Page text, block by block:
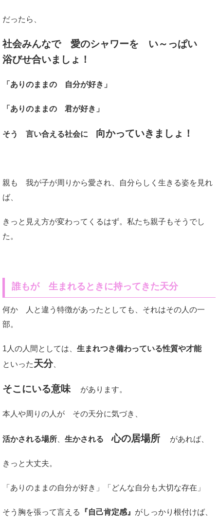
だったら、
社会みんなで 愛のシャワーを い～っぱい
浴びせ合いましょ！
「ありのままの 自分が好き」
「ありのままの 君が好き」
そう 言い合える社会に 向かっていきましょ！
親も 我が子が周りから愛され、自分らしく生きる姿を見れ
ば、
きっと見え方が変わってくるはず。私たち親子もそうでし
た。
誰もが 生まれるときに持ってきた天分
何か 人と違う特徴があったとしても、それはその人の一
部。
1人の人間としては、 生まれつき備わっている性質や才能
といった天分、
そこにいる意味 があります。
本人や周りの人が その天分に気づき、
活かされる場所 生かされる心の居場所 があれば、
きっと大丈夫。
「ありのままの自分が好き」「どんな自分も大切な存在」
そう胸を張って言える 『自己肯定感 』 がしっかり根付けば、